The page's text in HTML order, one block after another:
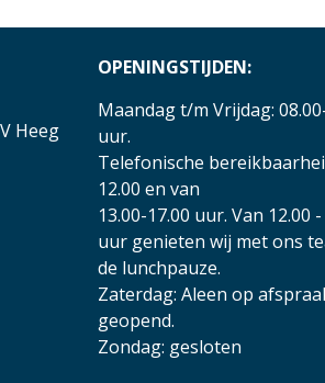
Heeg
OPENINGSTIJDEN:
Maandag t/m Vrijdag:
uur.
Telefonische
12.00 en van
13.00-17.00 uur. Van 12.00 -
uur genieten wij met ons
de lunchpauze.
Zaterdag: Aleen op
geopend.
Zondag: gesloten